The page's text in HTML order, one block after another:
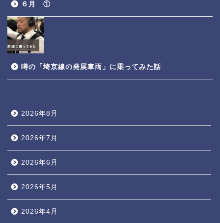
６月 ①
噂の「埼京線の発展車両」に乗ってみた話
2026年8月
2026年7月
2026年6月
2026年5月
2026年4月